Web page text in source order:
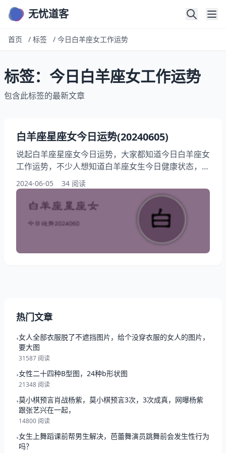
无忧道客
首页 / 标签 / 今日白羊座女工作运势
标签：今日白羊座女工作运势
包含此标签的最新文章
白羊座星座女今日运势(20240605)
说起白羊座星座女今日运势，大家都知道今日白羊座女
工作运势，不少人想知道白羊座女生今日健康状态，另
外，还有朋友想问今天白羊女财运预测，非常高兴在本
文中与您分享白羊座女性今日情绪波动，跟我一起来看
看2024年06月03日白羊女今日爱情运如何吧！ 白羊座
2024年06月03日运势一览表 今日项目 评分/详情/配对
整体运势： ★★★★☆（卓越非凡，期待五星的荣
耀） 事业学业： ★★★☆☆（保持现状
2024-06-05 34 阅读
热门文章
•女人全部衣服脱了不遮挡图片，给个没穿衣服的女人的图片，
要大图
31587 阅读
•女性二十四种B型图，24种b形状图
21348 阅读
•莫小棋预言肖战杨紫，莫小棋预言3次，3次成真，网曝杨紫
跟张艺兴在一起，
14800 阅读
•女生上舞蹈课前帮男生解决，芭蕾舞演员跳舞前会发生性行为
吗？